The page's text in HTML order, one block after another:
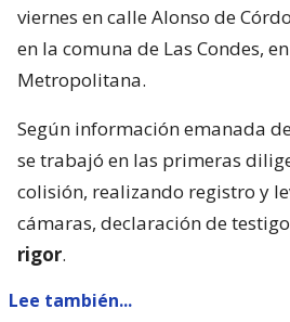
viernes en calle Alonso de
en la comuna de Las Condes,
Metropolitana.
Según información emanada
se trabajó en las primeras
colisión, realizando registro y
cámaras, declaración de
rigor.
Lee también...